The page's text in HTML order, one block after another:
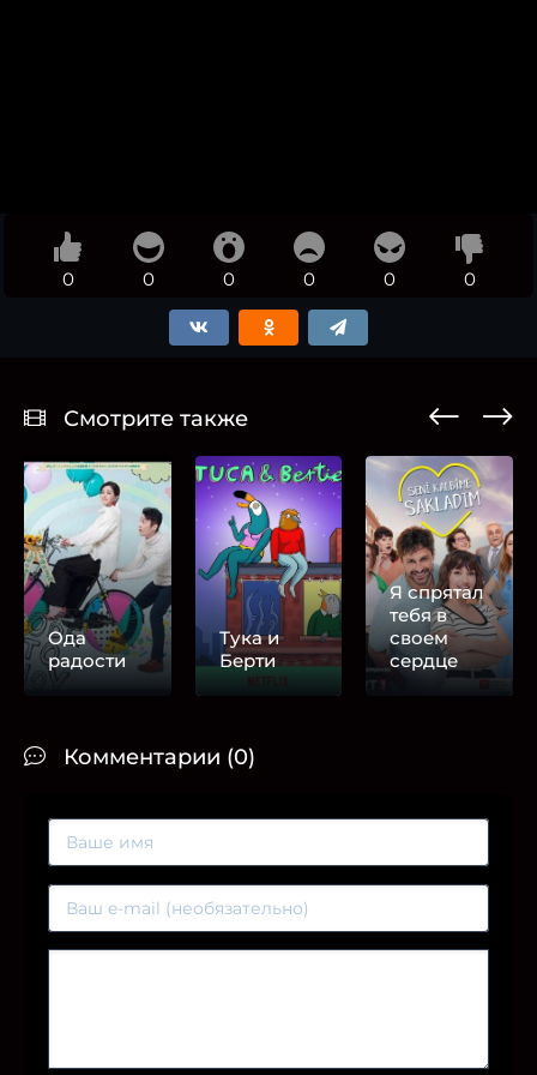
0 0 0 0 0 0
Смотрите также
Ода
радости
Тука и
Берти
Я спрятал
тебя в
своем
сердце
Комментарии (0)